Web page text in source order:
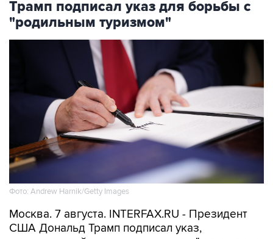
Трамп подписал указ для борьбы с
"родильным туризмом"
Фото: Andrew Harnik/Getty Images
Москва. 7 августа. INTERFAX.RU - Президент
США Дональд Трамп подписал указ,